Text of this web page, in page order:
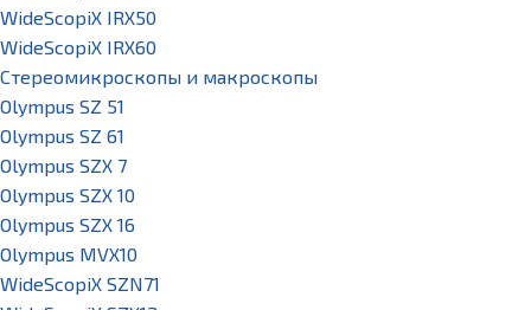
WideScopiX IRX50
WideScopiX IRX60
Стереомикроскопы и макроскопы
Olympus SZ 51
Olympus SZ 61
Olympus SZX 7
Olympus SZX 10
Olympus SZX 16
Olympus MVX10
WideScopiX SZN71